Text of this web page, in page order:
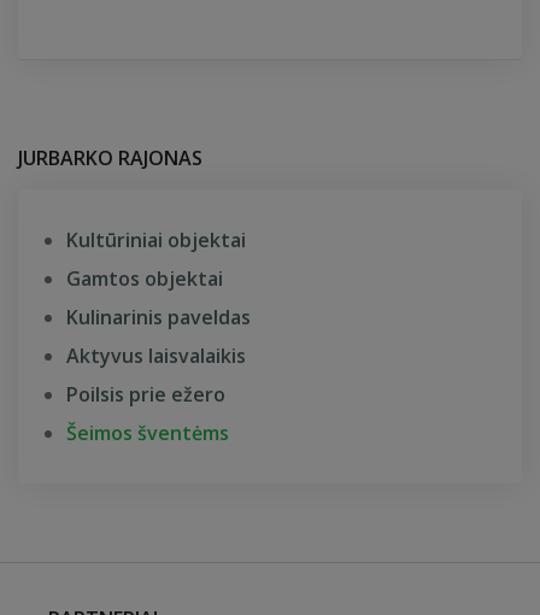
JURBARKO RAJONAS
Kultūriniai objektai
Gamtos objektai
Kulinarinis paveldas
Aktyvus laisvalaikis
Poilsis prie ežero
Šeimos šventėms